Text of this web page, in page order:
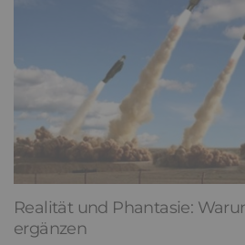
Realität und Phantasie:
ergänzen